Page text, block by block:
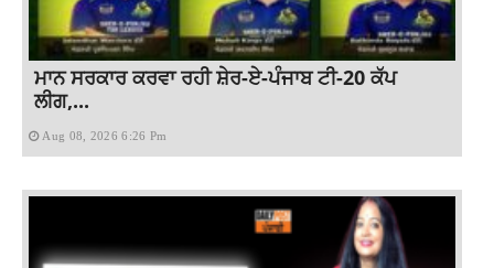
ਮਾਨ ਸਰਕਾਰ ਕਰਵਾ ਰਹੀ ਸ਼ੇਰ-ਏ-ਪੰਜਾਬ ਟੀ-20 ਕੱਪ
ਲੀਗ,...
Aug 08, 2026 6:26 Pm